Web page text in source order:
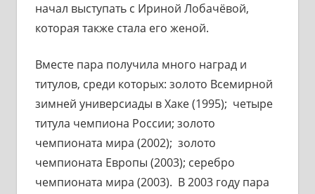
начал выступать с Ириной Лобачёвой,
которая также стала его женой.
Вместе пара получила много наград и
титулов, среди которых: золото Всемирной
зимней универсиады в Хаке (1995); четыре
титула чемпиона России; золото
чемпионата мира (2002); золото
чемпионата Европы (2003); серебро
чемпионата мира (2003). В 2003 году пара